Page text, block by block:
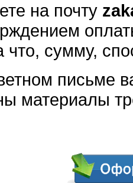
на почту
что, сумму,
письме
материалы